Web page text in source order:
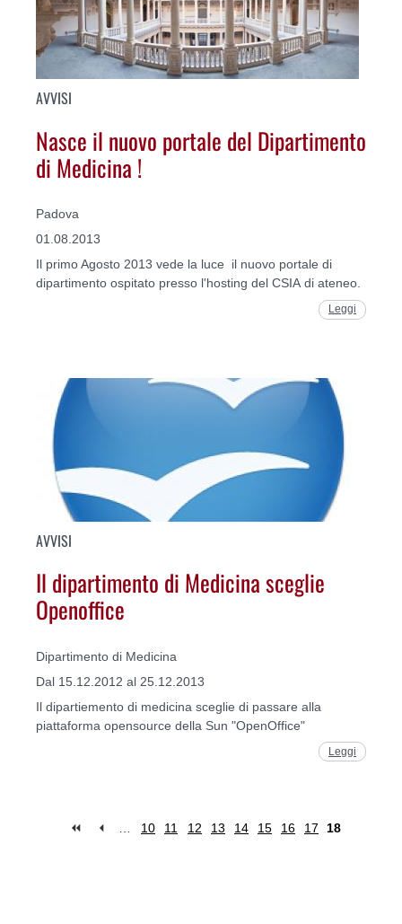
AVVISI
Nasce il nuovo portale del Dipartimento
di Medicina !
Padova
01.08.2013
Il primo Agosto 2013 vede la luce il nuovo portale di
dipartimento ospitato presso l'hosting del CSIA di ateneo.
Leggi
AVVISI
Il dipartimento di Medicina sceglie
Openoffice
Dipartimento di Medicina
Dal 15.12.2012 al 25.12.2013
Il dipartiemento di medicina sceglie di passare alla
piattaforma opensource della Sun "OpenOffice"
Leggi
… 10 11 12 13 14 15 16 17 18